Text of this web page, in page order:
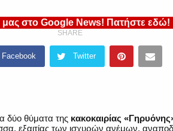
μας στο Google News! Πατήστε εδώ!
SHARE
Facebook Twitter
δύο θύματα της κακοκαιρίας
εξαιτίας των ισχυρών ανέμων,